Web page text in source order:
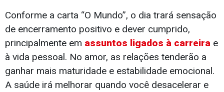
Conforme a carta “O Mundo”, o dia trará sensação
de encerramento positivo e dever cumprido,
principalmente em assuntos ligados à carreira e
à vida pessoal. No amor, as relações tenderão a
ganhar mais maturidade e estabilidade emocional.
A saúde irá melhorar quando você desacelerar e